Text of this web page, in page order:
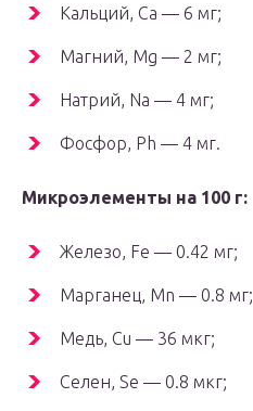
Кальций, Ca — 6 мг;
Магний, Mg — 2 мг;
Натрий, Na — 4 мг;
Фосфор, Ph — 4 мг.
Микроэлементы на 100 г:
Железо, Fe — 0.42 мг;
Марганец, Mn — 0.8 мг;
Медь, Cu — 36 мкг;
Селен, Se — 0.8 мкг;